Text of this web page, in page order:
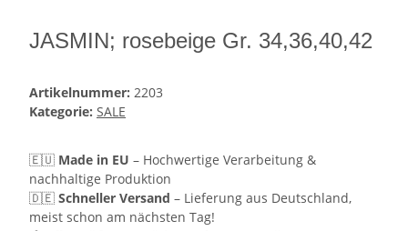
JASMIN; rosebeige Gr. 34,36,40,42
Artikelnummer: 2203
Kategorie: SALE
🇪🇺 Made in EU – Hochwertige Verarbeitung &
nachhaltige Produktion
🇩🇪 Schneller Versand – Lieferung aus Deutschland,
meist schon am nächsten Tag!